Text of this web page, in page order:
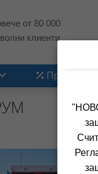
от 80 000
клиенти
Промоции